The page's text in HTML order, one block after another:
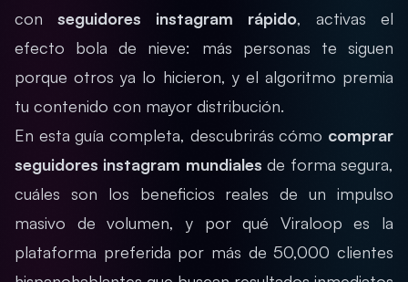
con seguidores instagram rápido, activas el
efecto bola de nieve: más personas te siguen
porque otros ya lo hicieron, y el algoritmo premia
tu contenido con mayor distribución.
En esta guía completa, descubrirás cómo comprar
seguidores instagram mundiales de forma segura,
cuáles son los beneficios reales de un impulso
masivo de volumen, y por qué Viraloop es la
plataforma preferida por más de 50,000 clientes